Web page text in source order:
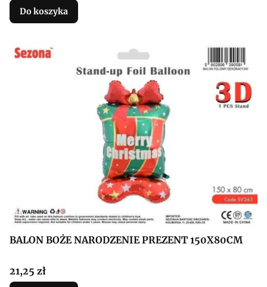
Do koszyka
BALON BOŻE NARODZENIE PREZENT 150X80CM
Cena
21,25 zł